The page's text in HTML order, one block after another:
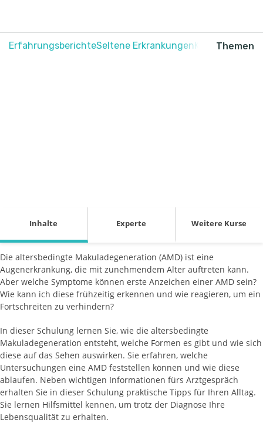
ErfahrungsberichteSeltene ErkrankungenKrebsThemen
Inhalte Experte Weitere Kurse
Die altersbedingte Makuladegeneration (AMD) ist eine
Augenerkrankung, die mit zunehmendem Alter auftreten kann.
Aber welche Symptome können erste Anzeichen einer AMD sein?
Wie kann ich diese frühzeitig erkennen und wie reagieren, um ein
Fortschreiten zu verhindern?
In dieser Schulung lernen Sie, wie die altersbedingte
Makuladegeneration entsteht, welche Formen es gibt und wie sich
diese auf das Sehen auswirken. Sie erfahren, welche
Untersuchungen eine AMD feststellen können und wie diese
ablaufen. Neben wichtigen Informationen fürs Arztgespräch
erhalten Sie in dieser Schulung praktische Tipps für Ihren Alltag.
Sie lernen Hilfsmittel kennen, um trotz der Diagnose Ihre
Lebensqualität zu erhalten.